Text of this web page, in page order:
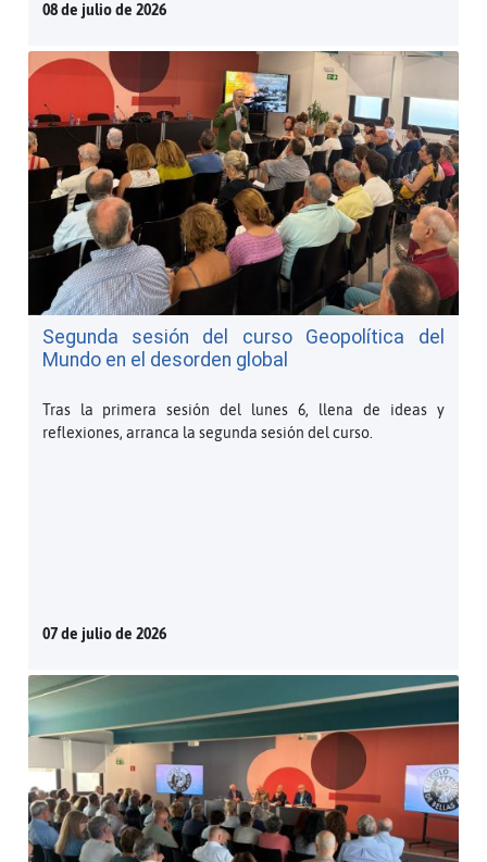
08 de julio de 2026
Segunda sesión del curso Geopolítica del
Mundo en el desorden global
Tras la primera sesión del lunes 6, llena de ideas y
reflexiones, arranca la segunda sesión del curso.
07 de julio de 2026